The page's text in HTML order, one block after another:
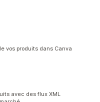
vos produits dans Canva
avec des flux XML